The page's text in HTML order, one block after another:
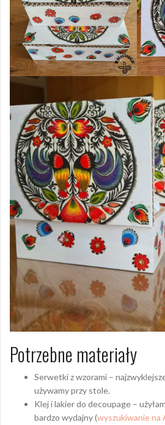
Potrzebne materiały
Serwetki z wzorami –
używamy przy stole.
Klej i lakier do decoupage –
bardzo wydajny (wyszukiwanie na